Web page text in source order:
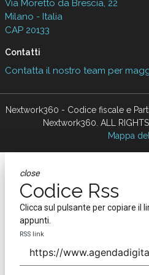
Via Moretto da Brescia, 22
Milano - Italia
CAP 20133
Contatti
Contatta il nostro team per
Nextwork360 - Codice fiscale e
Nextwork360. ALL RIGHTS
Mappa
close
Codice Rss
Clicca sul pulsante per copiare il
appunti.
RSS link